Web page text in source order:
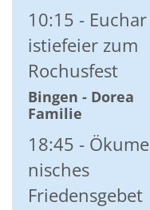
10:15
Euchar
istiefeier zum
Rochusfest
Bingen - Dorea
Familie
18:45
Ökume
nisches
Friedensgebet